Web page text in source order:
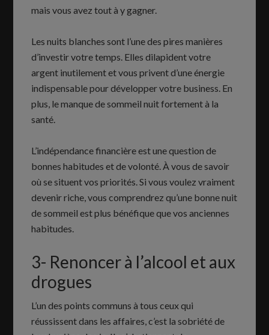
mais vous avez tout à y gagner.
Les nuits blanches sont l’une des pires manières
d’investir votre temps. Elles dilapident votre
argent inutilement et vous privent d’une énergie
indispensable pour développer votre business. En
plus, le manque de sommeil nuit fortement à la
santé.
L’indépendance financière est une question de
bonnes habitudes et de volonté. À vous de savoir
où se situent vos priorités. Si vous voulez vraiment
devenir riche, vous comprendrez qu’une bonne nuit
de sommeil est plus bénéfique que vos anciennes
habitudes.
3- Renoncer à l’alcool et aux
drogues
L’un des points communs à tous ceux qui
réussissent dans les affaires, c’est la sobriété de